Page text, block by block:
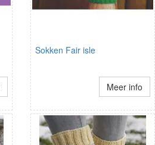
Sokken Fair isle
Meer info